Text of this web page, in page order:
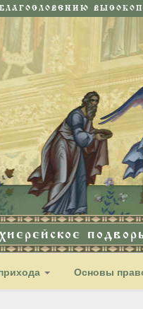
Основы